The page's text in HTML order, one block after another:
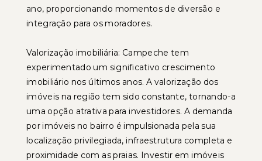
ano, proporcionando momentos de diversão e
integração para os moradores.
Valorização imobiliária: Campeche tem
experimentado um significativo crescimento
imobiliário nos últimos anos. A valorização dos
imóveis na região tem sido constante, tornando-a
uma opção atrativa para investidores. A demanda
por imóveis no bairro é impulsionada pela sua
localização privilegiada, infraestrutura completa e
proximidade com as praias. Investir em imóveis